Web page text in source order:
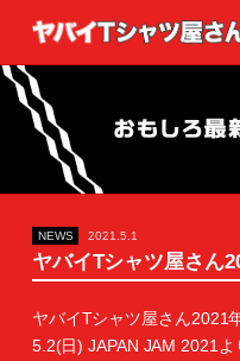
NEWS 2021.5.1
ヤバイTシャツ屋さん
ヤバイTシャツ屋さん2021
5.2(日) JAPAN JAM 2021よ